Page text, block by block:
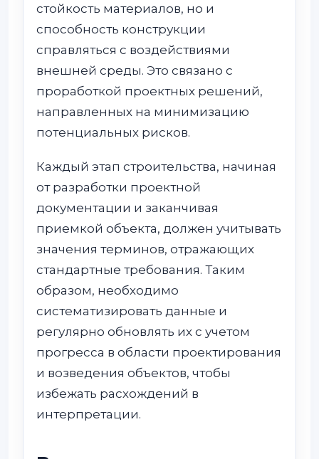
стойкость материалов, но и
способность конструкции
справляться с воздействиями
внешней среды. Это связано с
проработкой проектных решений,
направленных на минимизацию
потенциальных рисков.
Каждый этап строительства, начиная
от разработки проектной
документации и заканчивая
приемкой объекта, должен учитывать
значения терминов, отражающих
стандартные требования. Таким
образом, необходимо
систематизировать данные и
регулярно обновлять их с учетом
прогресса в области проектирования
и возведения объектов, чтобы
избежать расхождений в
интерпретации.